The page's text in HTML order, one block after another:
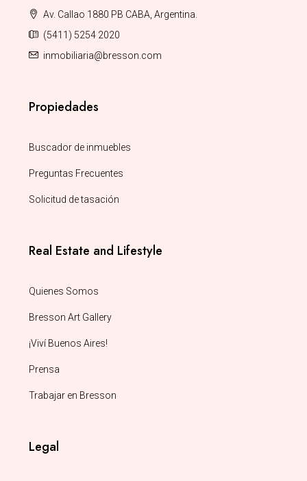
Av. Callao 1880 PB CABA, Argentina.
(5411) 5254 2020
inmobiliaria@bresson.com
Propiedades
Buscador de inmuebles
Preguntas Frecuentes
Solicitud de tasación
Real Estate and Lifestyle
Quienes Somos
Bresson Art Gallery
¡Viví Buenos Aires!
Prensa
Trabajar en Bresson
Legal